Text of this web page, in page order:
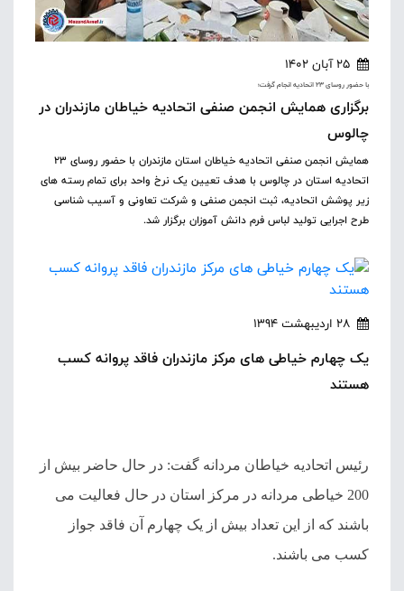
25 آبان 1402
با حضور روسای ۲۳ اتحادیه انجام گرفت؛
برگزاری همایش انجمن صنفی اتحادیه خیاطان مازندران در
چالوس
همایش انجمن صنفی اتحادیه خیاطان استان مازندران با حضور روسای ۲۳
اتحادیه استان در چالوس با هدف تعیین یک نرخ واحد برای تمام رسته های
زیر پوشش اتحادیه، ثبت انجمن صنفی و شرکت تعاونی و آسیب شناسی
طرح اجرایی تولید لباس فرم دانش آموزان برگزار شد.
28 اردیبهشت 1394
یک چهارم خیاطی های مرکز مازندران فاقد پروانه کسب
هستند
رئیس اتحادیه خیاطان مردانه گفت: در حال حاضر بیش از
200 خیاطی مردانه در مرکز استان در حال فعالیت می
باشند که از این تعداد بیش از یک چهارم آن فاقد جواز
کسب می باشند.